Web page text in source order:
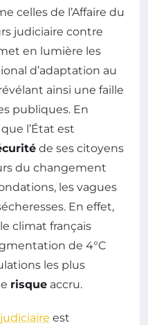
celles de l’Affaire du
judiciaire contre
en lumière les
d’adaptation au
ainsi une faille
publiques. En
l’État est
de ses citoyens
du changement
les vagues
En effet,
climat français
de 4°C
les plus
risque accru.
est